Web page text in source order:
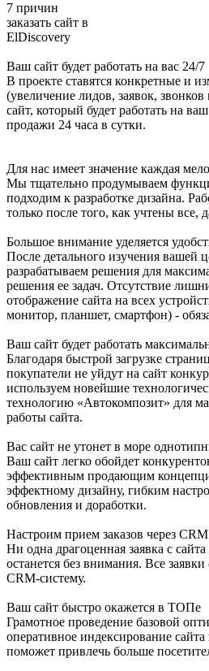
7 причин
заказать сайт в
ElDiscovery
Ваш сайт будет работать на вас 24/7
В проекте ставятся конкретные и
(увеличение лидов, заявок,
сайт, который будет работать на
продажи 24 часа в сутки.
Для нас имеет значение каждая
Мы тщательно продумываем
подходим к разработке дизайна.
только после того, как учтены все,
Большое внимание уделяется
После детального изучения вашей
разрабатываем решения для
решения ее задач. Отсутствие
отображение сайта на всех
монитор, планшет, смартфон) -
Ваш сайт будет работать
Благодаря быстрой загрузке
покупатели не уйдут на сайт
используем новейшие
технологию «Автокомпозит» для
работы сайта.
Вас сайт не утонет в море
Ваш сайт легко обойдет
эффективным продающим
эффектному дизайну, гибким
обновления и доработки.
Настроим прием заказов через CRM
Ни одна драгоценная заявка с
останется без внимания. Все заявки
CRM-систему.
Ваш сайт быстро окажется в ТОПе
Грамотное проведение базовой
оперативное индексирование
поможет привлечь больше